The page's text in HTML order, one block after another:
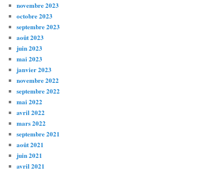
novembre 2023
octobre 2023
septembre 2023
août 2023
juin 2023
mai 2023
janvier 2023
novembre 2022
septembre 2022
mai 2022
avril 2022
mars 2022
septembre 2021
août 2021
juin 2021
avril 2021